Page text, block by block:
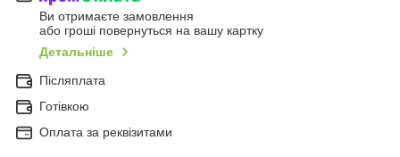
Ви отримаєте замовлення
або гроші повернуться на вашу картку
Детальніше
Післяплата
Готівкою
Оплата за реквізитами